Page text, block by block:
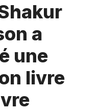
a
une
livre